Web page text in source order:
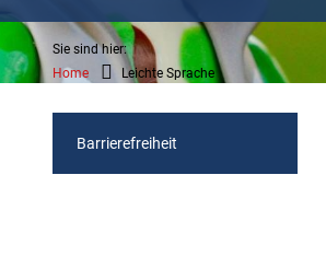
Sie sind hier:
Home
Leichte Sprache
Barrierefreiheit